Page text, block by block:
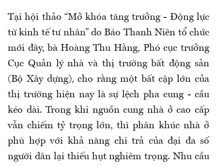
Tại hội thảo “Mở khóa tăng trưởng - Động lực
từ kinh tế tư nhân” do Báo Thanh Niên tổ chức
mới đây, bà Hoàng Thu Hằng, Phó cục trưởng
Cục Quản lý nhà và thị trường bất động sản
(Bộ Xây dựng), cho rằng một bất cập lớn của
thị trường hiện nay là sự lệch pha cung - cầu
kéo dài. Trong khi nguồn cung nhà ở cao cấp
vẫn chiếm tỷ trọng lớn, thì phân khúc nhà ở
phù hợp với khả năng chi trả của đại đa số
người dân lại thiếu hụt nghiêm trọng. Nhu cầu